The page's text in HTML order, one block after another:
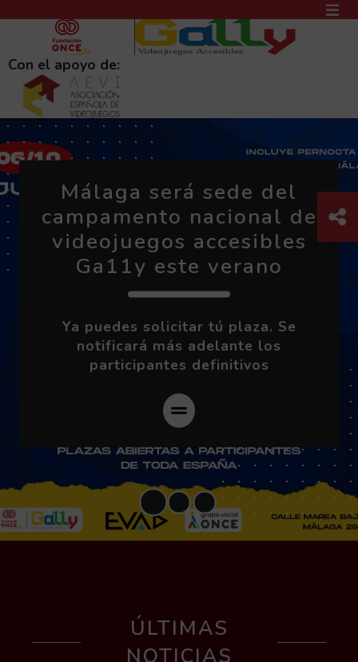
PASAR AL CONTENIDO PRINCIPAL
Con el apoyo de:
PORTADA
Carrusel de destacados
Málaga será sede del
campamento nacional de
videojuegos accesibles
Ga11y este verano
Ya puedes solicitar tú plaza. Se
notificará más adelante los
participantes definitivos
Libro Blanco de
accesibilidad para
desarrolladores de
videojuegos
YA DISPONIBLE para descarga
gratuita
Evalúa la accesibilidad
de tu videojuego
Solicítaselo al equipo Ga11y
ÚLTIMAS
NOTICIAS